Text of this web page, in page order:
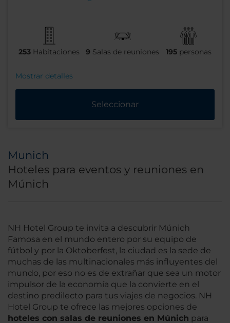
253 Habitaciones 9 Salas de reuniones 195 personas
Mostrar detalles
Seleccionar
Munich
Hoteles para eventos y reuniones en
Múnich
NH Hotel Group te invita a descubrir Múnich
Famosa en el mundo entero por su equipo de
fútbol y por la Oktoberfest, la ciudad es la sede de
muchas de las multinacionales más influyentes del
mundo, por eso no es de extrañar que sea un motor
impulsor de la economía que la convierte en el
destino predilecto para tus viajes de negocios. NH
Hotel Group te ofrece las mejores opciones de
hoteles con salas de reuniones en Múnich para